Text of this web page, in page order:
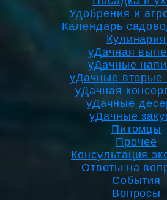
Удобрения и
Календарь
Кулинария
уДачная
уДачные
уДачные вторые
уДачная
уДачные
уДачные
Питомцы
Прочее
Консультация
Ответы на
События
Вопросы